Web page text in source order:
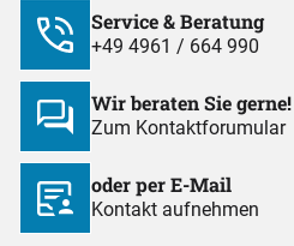
Service & Beratung
+49 4961 / 664 990
Wir beraten Sie gerne!
Zum Kontaktforumular
oder per E-Mail
Kontakt aufnehmen